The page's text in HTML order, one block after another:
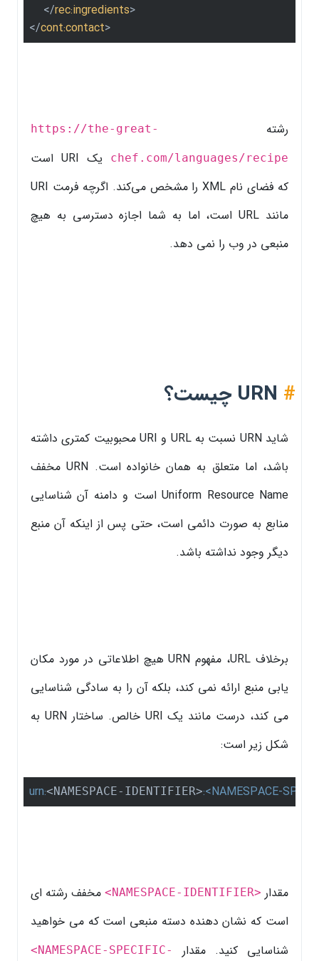
</rec:ingredients>
</cont:contact>
رشته https://the-great-
chef.com/languages/recipe
یک URI است
که فضای نام XML را مشخص می‌کند. اگرچه فرمت URI
مانند URL است، اما به شما اجازه دسترسی به هیچ
منبعی در وب را نمی دهد.
#
شاید URN نسبت به URL و URI محبوبیت کمتری داشته
باشد، اما متعلق به همان خانواده است. URN مخفف
Uniform Resource Name است و دامنه آن شناسایی
منابع به صورت دائمی است، حتی پس از اینکه آن منبع
دیگر وجود نداشته باشد.
برخلاف URL، مفهوم URN هیچ اطلاعاتی در مورد مکان
یابی منبع ارائه نمی کند، بلکه آن را به سادگی شناسایی
می کند، درست مانند یک URI خالص. ساختار URN به
شکل زیر است:
urn:<NAMESPACE-IDENTIFIER>:<NAMESPACE-
مقدار <NAMESPACE-IDENTIFIER> مخفف رشته ای
است که نشان دهنده دسته منبعی است که می خواهید
شناسایی کنید. مقدار
<NAMESPACE-SPECIFIC-